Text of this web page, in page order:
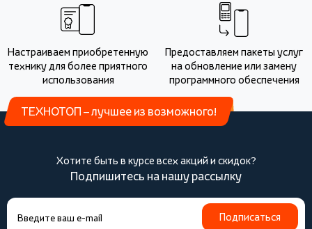
Настраиваем приобретенную
технику для более приятного
использования
Предоставляем пакеты услуг
на обновление или замену
программного обеспечения
ТЕХНОТОП – лучшее из возможного!
Хотите быть в курсе всех акций и скидок?
Подпишитесь на нашу рассылку
Подписаться